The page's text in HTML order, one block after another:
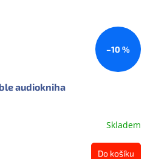
–10 %
audiokniha
Skladem
Do košíku